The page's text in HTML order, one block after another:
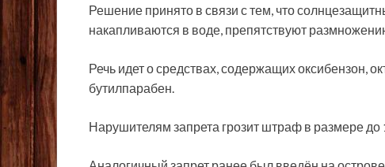
Решение принято в связи с тем, что
накапливаются в воде, препятствуют
Речь идет о средствах, содержащих оксибензон,
бутилпарабен.
Нарушителям запрета грозит штраф в размере до